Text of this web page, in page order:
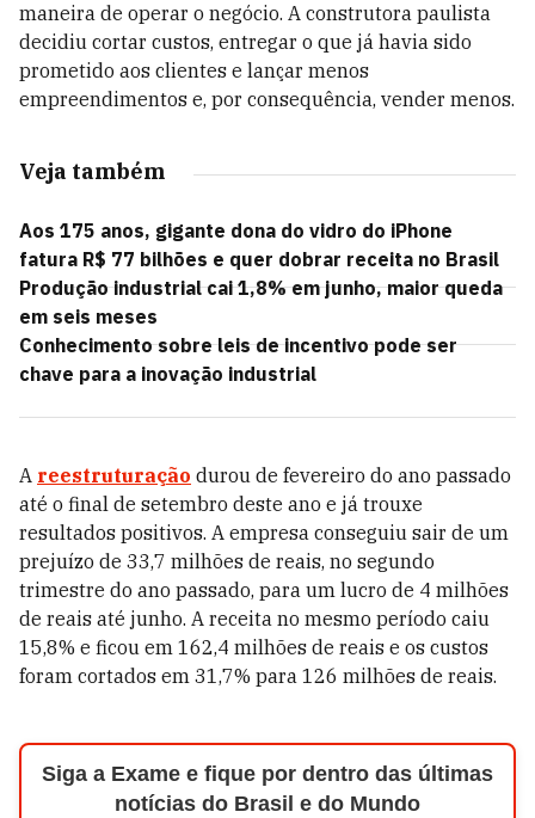
maneira de operar o negócio. A construtora paulista
decidiu cortar custos, entregar o que já havia sido
prometido aos clientes e lançar menos
empreendimentos e, por consequência, vender menos.
Veja também
Aos 175 anos, gigante dona do vidro do iPhone
fatura R$ 77 bilhões e quer dobrar receita no Brasil
Produção industrial cai 1,8% em junho, maior queda
em seis meses
Conhecimento sobre leis de incentivo pode ser
chave para a inovação industrial
A reestruturação durou de fevereiro do ano passado
até o final de setembro deste ano e já trouxe
resultados positivos. A empresa conseguiu sair de um
prejuízo de 33,7 milhões de reais, no segundo
trimestre do ano passado, para um lucro de 4 milhões
de reais até junho. A receita no mesmo período caiu
15,8% e ficou em 162,4 milhões de reais e os custos
foram cortados em 31,7% para 126 milhões de reais.
Siga a Exame e fique por dentro das últimas
notícias do Brasil e do Mundo